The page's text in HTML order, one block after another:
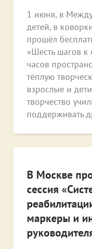
1 июня, в
детей, в
прошёл
«Шесть шагов к
часов
тёплую
взрослые и
творчество
поддерживать
В Москве
сессия
маркеры и